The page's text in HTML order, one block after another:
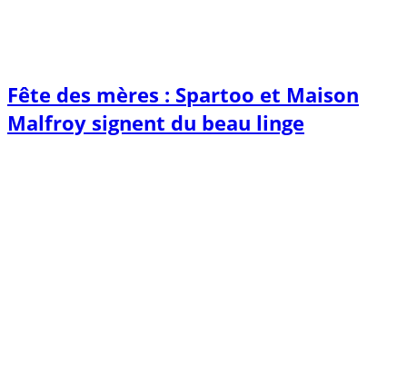
Fête des mères : Spartoo et Maison
Malfroy signent du beau linge